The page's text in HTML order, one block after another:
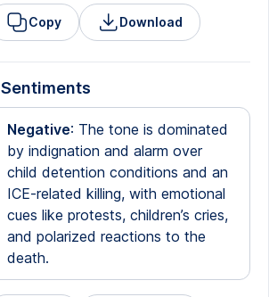
Copy Download
Sentiments
Negative: The tone is dominated
by indignation and alarm over
child detention conditions and an
ICE-related killing, with emotional
cues like protests, children’s cries,
and polarized reactions to the
death.